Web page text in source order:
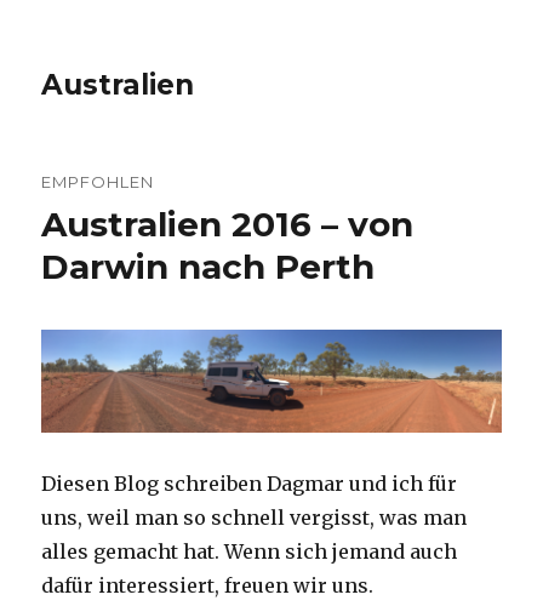
Australien
EMPFOHLEN
Australien 2016 – von
Darwin nach Perth
Diesen Blog schreiben Dagmar und ich für
uns, weil man so schnell vergisst, was man
alles gemacht hat. Wenn sich jemand auch
dafür interessiert, freuen wir uns.